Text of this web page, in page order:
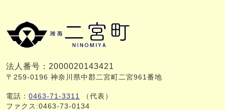
法人番号：2000020143421
〒259-0196 神奈川県中郡二宮町二宮961番地
電話： 0463-71-3311
（代表）
ファクス:0463-73-0134